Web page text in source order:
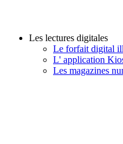
Les lectures digitales
Le forfait digital
L' application
Les magazines